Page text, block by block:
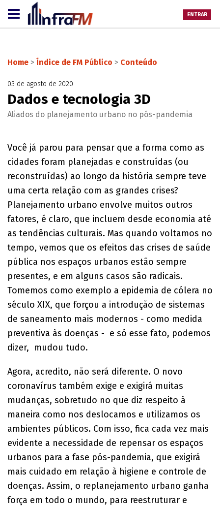
ENTRAR
Home > Índice de FM Público > Conteúdo
03 de agosto de 2020
Dados e tecnologia 3D
Aliados do planejamento urbano no pós-pandemia
Você já parou para pensar que a forma como as
cidades foram planejadas e construídas (ou
reconstruídas) ao longo da história sempre teve
uma certa relação com as grandes crises?
Planejamento urbano envolve muitos outros
fatores, é claro, que incluem desde economia até
as tendências culturais. Mas quando voltamos no
tempo, vemos que os efeitos das crises de saúde
pública nos espaços urbanos estão sempre
presentes, e em alguns casos são radicais.
Tomemos como exemplo a epidemia de cólera no
século XIX, que forçou a introdução de sistemas
de saneamento mais modernos - como medida
preventiva às doenças - e só esse fato, podemos
dizer, mudou tudo.
Agora, acredito, não será diferente. O novo
coronavírus também exige e exigirá muitas
mudanças, sobretudo no que diz respeito à
maneira como nos deslocamos e utilizamos os
ambientes públicos. Com isso, fica cada vez mais
evidente a necessidade de repensar os espaços
urbanos para a fase pós-pandemia, que exigirá
mais cuidado em relação à higiene e controle de
doenças. Assim, o replanejamento urbano ganha
força em todo o mundo, para reestruturar e